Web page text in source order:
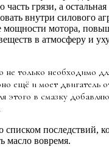
часть грязи, а
внутри силового
мощности мотора,
в атмосферу и
не только необходимо
ещё и моет двигатель
этого в смазку
списком последствий,
масло вовремя.